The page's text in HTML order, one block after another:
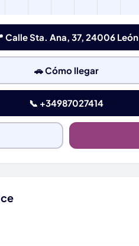
Calle Sta. Ana, 37, 24006 León
🚗 Cómo llegar
📞 +34987027414